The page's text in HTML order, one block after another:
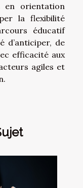
en orientation
la flexibilité
éducatif
d’anticiper, de
efficacité aux
agiles et